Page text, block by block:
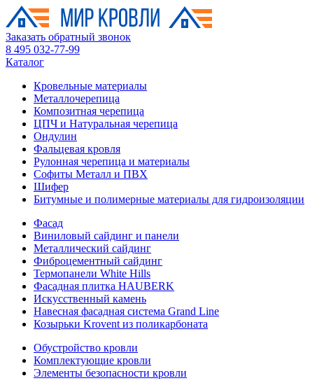
Заказать обратный звонок
8 495 032-77-99
Каталог
Кровельные материалы
Металлочерепица
Композитная черепица
ЦПЧ и Натуральная черепица
Ондулин
Фальцевая кровля
Рулонная черепица и материалы
Софиты Металл и ПВХ
Шифер
Битумные и полимерные материалы для гидроизоляции
Фасад
Виниловый сайдинг и панели
Металлический сайдинг
Фиброцементный сайдинг
Термопанели White Hills
Фасадная плитка HAUBERK
Искусственный камень
Навесная фасадная система Grand Line
Козырьки Krovent из поликарбоната
Обустройство кровли
Комплектующие кровли
Элементы безопасности кровли